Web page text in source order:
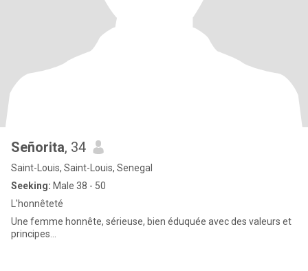
Señorita, 34
Saint-Louis, Saint-Louis, Senegal
Seeking: Male 38 - 50
L'honnêteté
Une femme honnête, sérieuse, bien éduquée avec des valeurs et
principes...